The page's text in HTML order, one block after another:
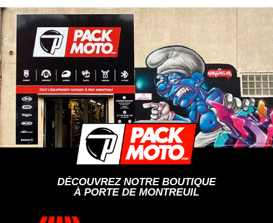
DÉCOUVREZ NOTRE BOUTIQUE
À PORTE DE MONTREUIL